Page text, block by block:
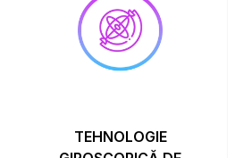
TEHNOLOGIE